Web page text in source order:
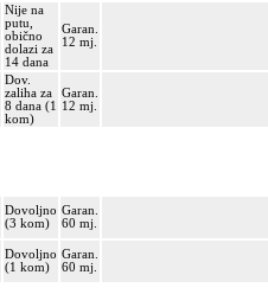
Nije na
putu,
obično
dolazi za
14 dana
Garan.
12 mj.
Dov.
zaliha za
8 dana (1
kom)
Garan.
12 mj.
Dovoljno
(3 kom)
Garan.
60 mj.
Dovoljno
(1 kom)
Garan.
60 mj.